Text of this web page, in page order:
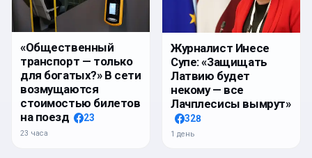
«Общественный
транспорт — только
для богатых?» В сети
возмущаются
стоимостью билетов
на поезд
23
23 часа
Журналист Инесе
Супе: «Защищать
Латвию будет
некому — все
Лачплесисы вымрут»
328
1 день